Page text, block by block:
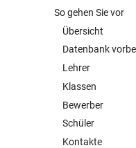
Magellan 12
Server/
Arbeitsplatz
Archiv
Magellan 11
Server/
Arbeitsplatz
Magellan 10
Server/
Arbeitsplatz
Lizenzieren
Die Pathsdatei
Terminalserver
Mehrere Schulen
Server
Probleme bei der
10 auf 11
9 auf 10
Umstieg von
Übersicht
Vorbereitung
Updates verteilen
Firebird
CR Runtime
Probleme bei der
So gehen Sie vor
Übersicht
Datenbank
Lehrer
Klassen
Bewerber
Schüler
Kontakte